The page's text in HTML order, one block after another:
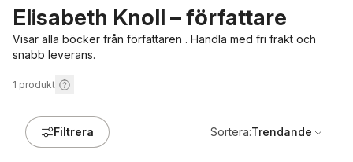
Elisabeth Knoll – författare
Visar alla böcker från författaren . Handla med fri frakt och
snabb leverans.
1 produkt
Filtrera Sortera:Trendande